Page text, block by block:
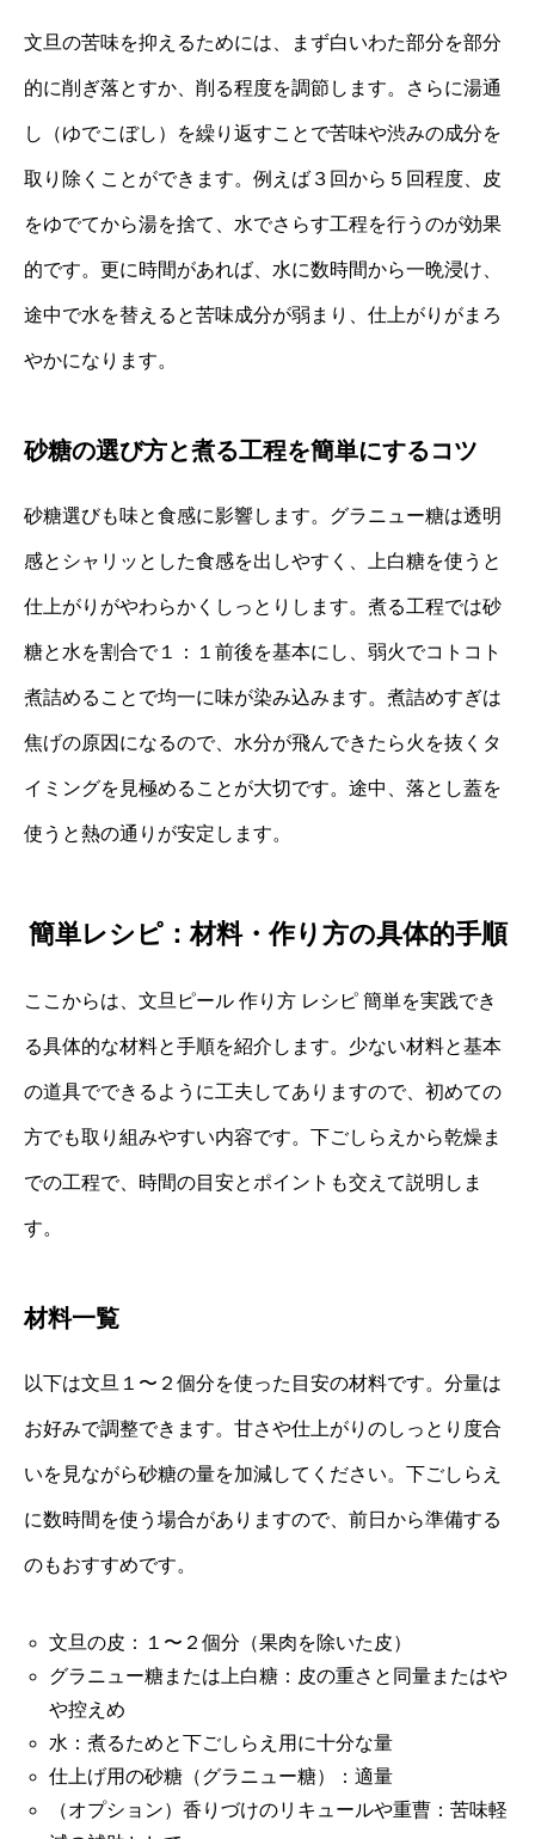
文旦の苦味を抑えるためには、まず白いわた部分を部分
的に削ぎ落とすか、削る程度を調節します。さらに湯通
し（ゆでこぼし）を繰り返すことで苦味や渋みの成分を
取り除くことができます。例えば３回から５回程度、皮
をゆでてから湯を捨て、水でさらす工程を行うのが効果
的です。更に時間があれば、水に数時間から一晩浸け、
途中で水を替えると苦味成分が弱まり、仕上がりがまろ
やかになります。
砂糖の選び方と煮る工程を簡単にするコツ
砂糖選びも味と食感に影響します。グラニュー糖は透明
感とシャリッとした食感を出しやすく、上白糖を使うと
仕上がりがやわらかくしっとりします。煮る工程では砂
糖と水を割合で１：１前後を基本にし、弱火でコトコト
煮詰めることで均一に味が染み込みます。煮詰めすぎは
焦げの原因になるので、水分が飛んできたら火を抜くタ
イミングを見極めることが大切です。途中、落とし蓋を
使うと熱の通りが安定します。
簡単レシピ：材料・作り方の具体的手順
ここからは、文旦ピール 作り方 レシピ 簡単を実践でき
る具体的な材料と手順を紹介します。少ない材料と基本
の道具でできるように工夫してありますので、初めての
方でも取り組みやすい内容です。下ごしらえから乾燥ま
での工程で、時間の目安とポイントも交えて説明しま
す。
材料一覧
以下は文旦１〜２個分を使った目安の材料です。分量は
お好みで調整できます。甘さや仕上がりのしっとり度合
いを見ながら砂糖の量を加減してください。下ごしらえ
に数時間を使う場合がありますので、前日から準備する
のもおすすめです。
文旦の皮：１〜２個分（果肉を除いた皮）
グラニュー糖または上白糖：皮の重さと同量またはや
や控えめ
水：煮るためと下ごしらえ用に十分な量
仕上げ用の砂糖（グラニュー糖）：適量
（オプション）香りづけのリキュールや重曹：苦味軽